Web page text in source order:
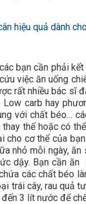
hiệu quả dành
bạn cần phải
việc ăn uống
rất nhiều bác sĩ
carb hay
với chất béo…
thế hoặc có
cơ thể của
nhỏ mỗi ngày,
dậy. Bạn cần
các chất béo
trái cây, rau quả
3 lít nước để